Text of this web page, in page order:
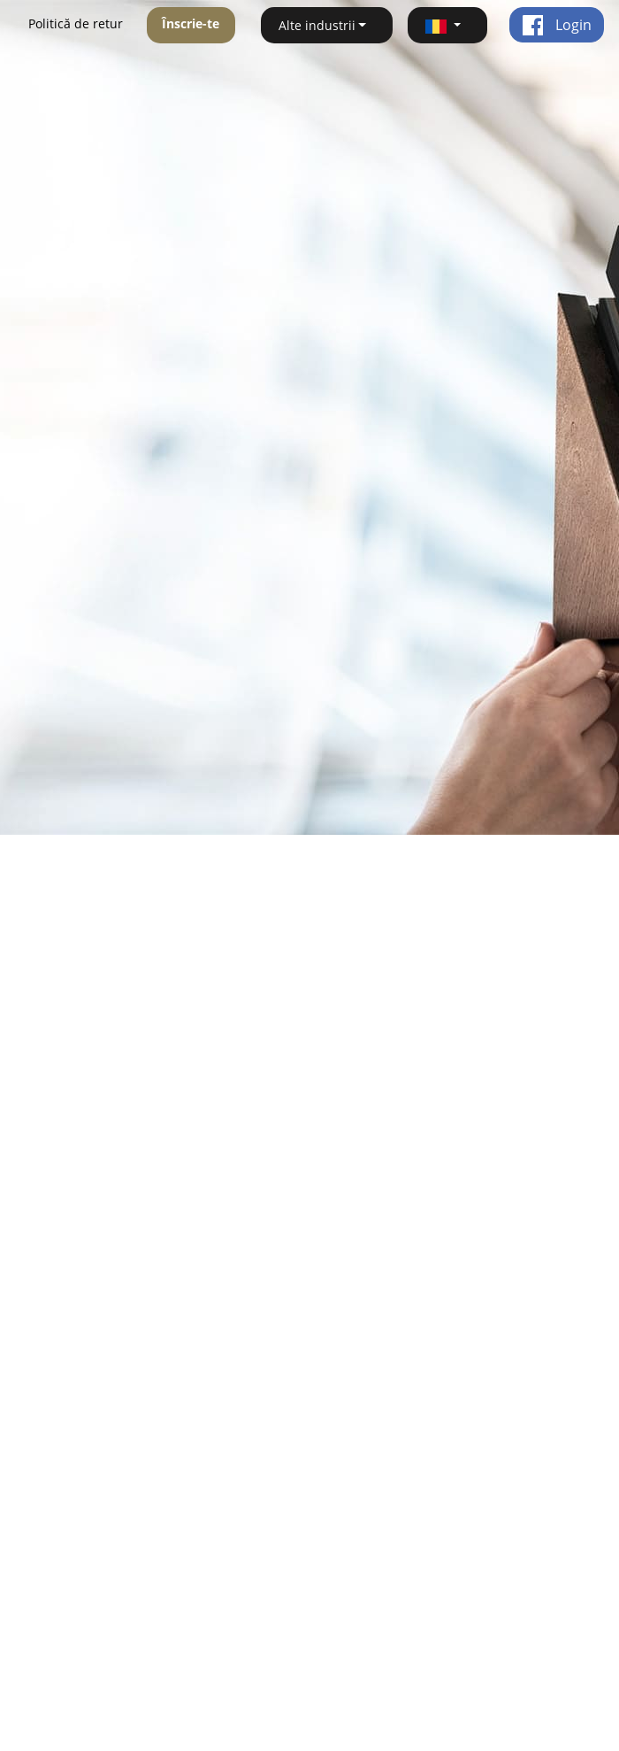
Politică de retur Înscrie-te Alte industrii Login